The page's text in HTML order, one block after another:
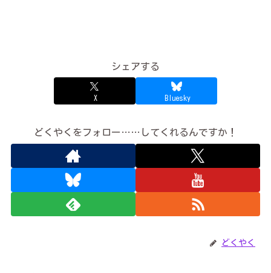
シェアする
X Bluesky
どくやくをフォロー……してくれるんですか！
どくやく